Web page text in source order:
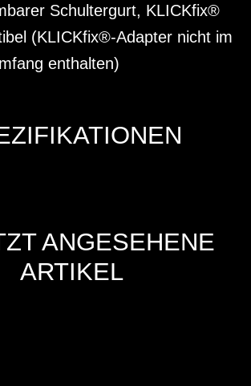
Schultergurt, KLICKfix®
(KLICKfix®-Adapter nicht im
enthalten)
ANGESEHENE
ARTIKEL